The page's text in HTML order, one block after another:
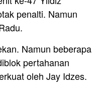
penalti. Namun
Namun beberapa
pertahanan
oleh Jay Idzes.